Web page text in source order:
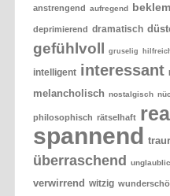
anstrengend aufregend
deprimierend dramatisch
gefühlvoll gruselig
intelligent interessant
melancholisch nostalgisch
philosophisch rätselhaft
spannend
überraschend
verwirrend witzig